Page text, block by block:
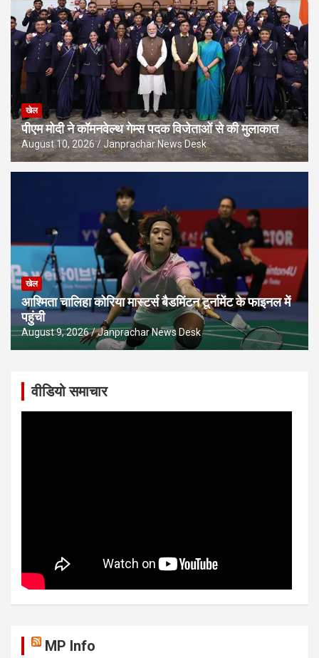
खेल
पीएम मोदी ने कॉमनवेल्थ गेम्स पदक विजेताओं से की मुलाकात
August 10, 2026 Janprachar News Desk
खेल
आश्मिता चालिहा कोरिया मास्टर्स बैडमिंटन टूर्नामेंट के फाइनल में
पहुंची
August 9, 2026 Janprachar News Desk
वीडियो समाचार
MP Info